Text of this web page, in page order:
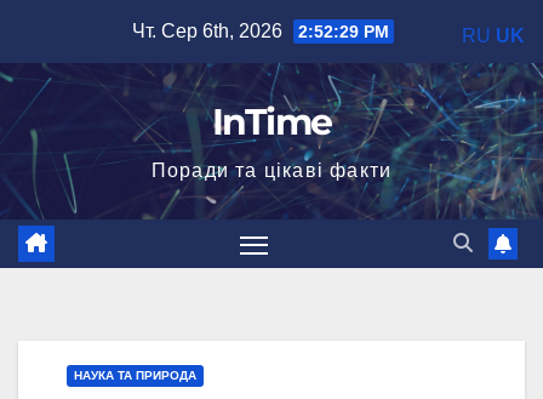
вмісту
Чт. Сер 6th, 2026 2:52:30 PM
InTime
Поради та цікаві факти
НАУКА ТА ПРИРОДА
RU UK